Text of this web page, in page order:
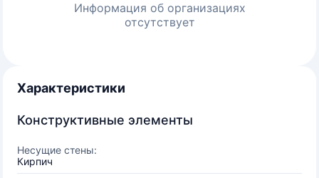
Информация об организациях
отсутствует
Характеристики
Конструктивные элементы
Несущие стены:
Кирпич